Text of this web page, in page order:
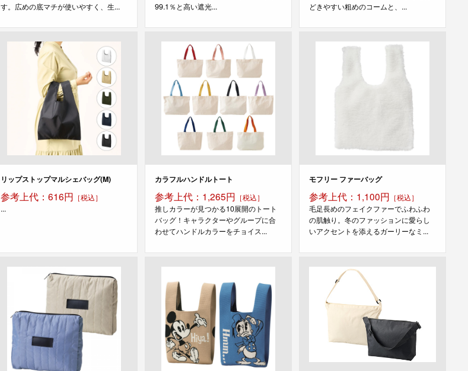
す。広めの底マチが使いやすく、生...
99.1％と高い遮光...
どきやすい粗めのコームと、...
リップストップマルシェバッグ(M)
参考上代：616円 ［税込］
...
カラフルハンドルトート
参考上代：1,265円 ［税込］
推しカラーが見つかる10展開のトート
バッグ！キャラクターやグループに合
わせてハンドルカラーをチョイス...
モフリー ファーバッグ
参考上代：1,100円 ［税込］
毛足長めのフェイクファーでふわふわ
の肌触り。冬のファッションに愛らし
いアクセントを添えるガーリーなミ...